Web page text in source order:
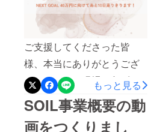
ご支援してくださった皆
様、本当にありがとうござ
います！！！現場も急ピッ
チで追い込みをかけており
ますので、今後もいろいろ
もっと見る
SOIL事業概要の動
画をつくりまし